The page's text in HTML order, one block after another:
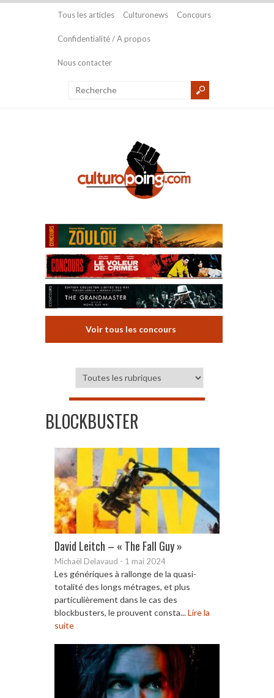
Tous les articles Culturonews Concours
Confidentialité / A propos
Nous contacter
Voir tous les concours
BLOCKBUSTER
David Leitch – « The Fall Guy »
Michaël Delavaud - 1 mai 2024
Les génériques à rallonge de la quasi-
totalité des longs métrages, et plus
particulièrement dans le cas des
blockbusters, le prouvent consta...Lire la
suite